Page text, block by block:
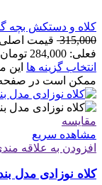
کلاه و دستکش بچه
315,000 قیمت اصلی: 315,000 تومان
فعلی: 284,000 تومان.
انتخاب گزینه ها این
ممکن است در
مقایسه
مشاهده سریع
افزودن به علاقه
کلاه نوزادی مدل